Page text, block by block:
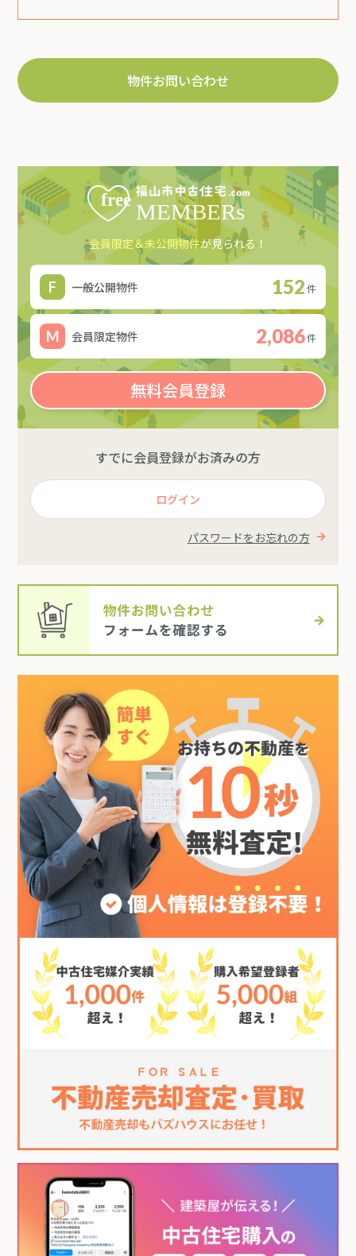
物件お問い合わせ
会員限定＆未公開物件が見られる！
一般公開物件 152件
会員限定物件 2,086件
無料会員登録
すでに会員登録がお済みの方
ログイン
パスワードをお忘れの方